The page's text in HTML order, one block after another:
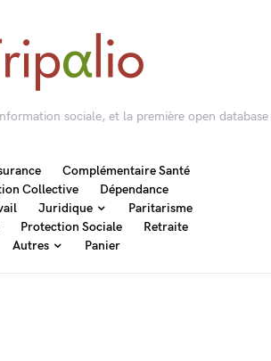
sociale, et la première open database
Complémentaire Santé
Collective
Dépendance
Juridique
Paritarisme
Protection Sociale
Retraite
Autres
Panier